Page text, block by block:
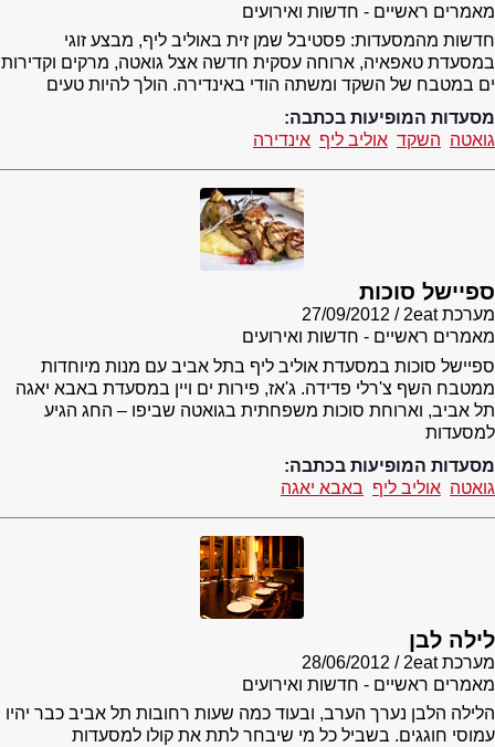
מאמרים ראשיים - חדשות ואירועים
חדשות מהמסעדות: פסטיבל שמן זית באוליב ליף, מבצע זוגי
במסעדת טאפאיה, ארוחה עסקית חדשה אצל גואטה, מרקים וקדירות
ים במטבח של השקד ומשתה הודי באינדירה. הולך להיות טעים
מסעדות המופיעות בכתבה:
גואטה השקד אוליב ליף אינדירה
ספיישל סוכות
מערכת 2eat
27/09/2012
מאמרים ראשיים - חדשות ואירועים
ספיישל סוכות במסעדת אוליב ליף בתל אביב עם מנות מיוחדות
ממטבח השף צ'רלי פדידה. ג'אז, פירות ים ויין במסעדת באבא יאגה
תל אביב, וארוחת סוכות משפחתית בגואטה שביפו – החג הגיע
למסעדות
מסעדות המופיעות בכתבה:
גואטה אוליב ליף באבא יאגה
לילה לבן
מערכת 2eat
28/06/2012
מאמרים ראשיים - חדשות ואירועים
הלילה הלבן נערך הערב, ובעוד כמה שעות רחובות תל אביב כבר יהיו
עמוסי חוגגים. בשביל כל מי שיבחר לתת את קולו למסעדות